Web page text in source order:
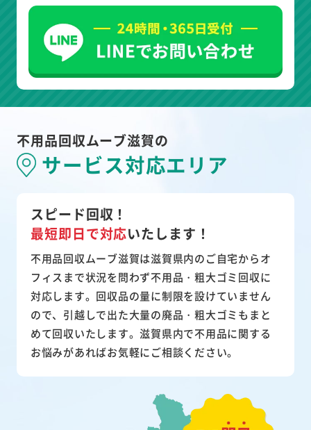
不用品回収ムーブ滋賀の
サービス対応エリア
スピード回収！
最短即日で対応いたします！
不用品回収ムーブ滋賀は滋賀県内のご自宅からオ
フィスまで状況を問わず不用品・粗大ゴミ回収に
対応します。回収品の量に制限を設けていません
ので、引越しで出た大量の廃品・粗大ゴミもまと
めて回収いたします。滋賀県内で不用品に関する
お悩みがあればお気軽にご相談ください。